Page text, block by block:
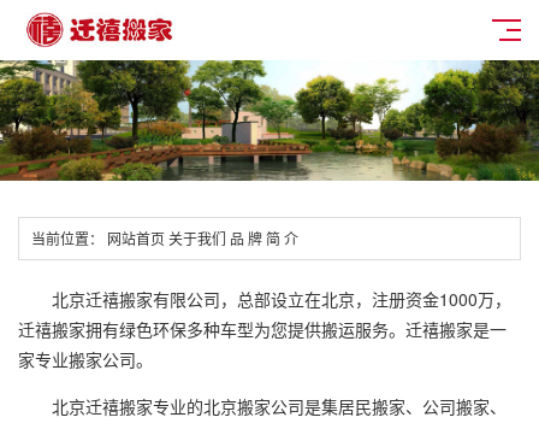
当前位置： 网站首页关于我们 品 牌 简 介
北京迁禧搬家有限公司，总部设立在北京，注册资金1000万，
迁禧搬家拥有绿色环保多种车型为您提供搬运服务。迁禧搬家是一
家专业搬家公司。
北京迁禧搬家专业的北京搬家公司是集居民搬家、公司搬家、